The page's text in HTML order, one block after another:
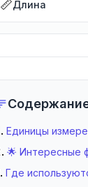
📏Длина
Единицы
🌟 Интересные
Где